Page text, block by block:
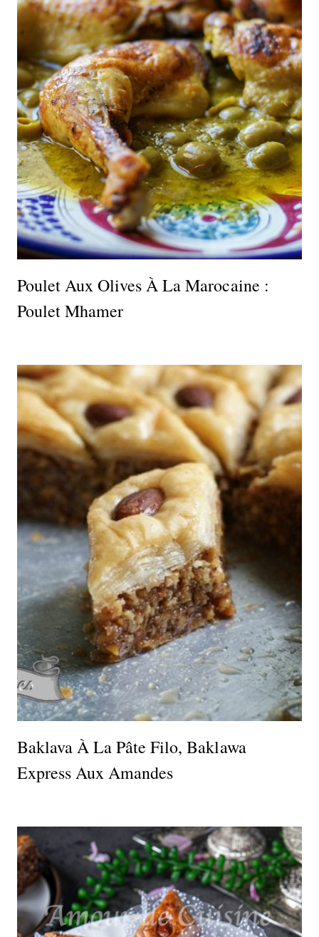
Poulet Aux Olives À La Marocaine :
Poulet Mhamer
Baklava À La Pâte Filo, Baklawa
Express Aux Amandes